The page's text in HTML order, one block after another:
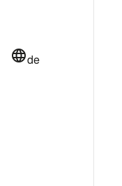
languagede